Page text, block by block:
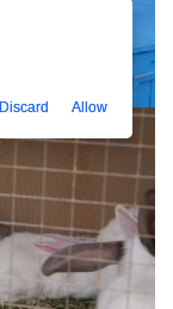
Discard Allow